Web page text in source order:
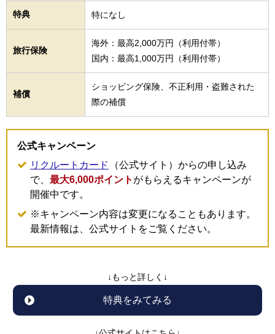
特典 特になし
旅行保険
海外：最高2,000万円（利用付帯）
国内：最高1,000万円（利用付帯）
補償
ショッピング保険、不正利用・盗難された
際の補償
公式キャンペーン
リクルートカード
（公式サイト）からの申し込み
で、 最大6,000ポイント がもらえるキャンペーンが
開催中です。
※キャンペーン内容は変更になることもあります。
最新情報は、公式サイトをご覧ください。
↓もっと詳しく↓
特典をみてみる